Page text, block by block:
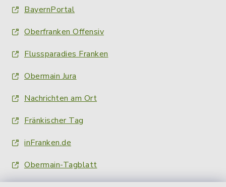
BayernPortal
Oberfranken Offensiv
Flussparadies Franken
Obermain Jura
Nachrichten am Ort
Fränkischer Tag
inFranken.de
Obermain-Tagblatt